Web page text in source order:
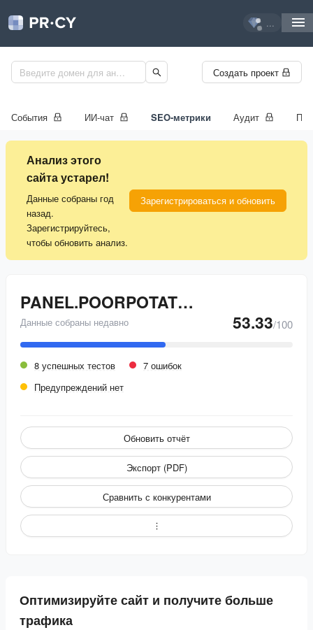
...
Создать проект
События ИИ-чат SEO-метрики Аудит
Анализ этого
сайта устарел!
Данные собраны год
назад.
Зарегистрируйтесь,
чтобы обновить анализ.
Зарегистрироваться и обновить
PANEL.POORPOTATO.FUN
Данные собраны недавно 53.33/100
8 успешных тестов
7 ошибок
Предупреждений нет
Обновить отчёт
Экспорт (PDF)
Сравнить с конкурентами
Оптимизируйте сайт и получите больше
трафика